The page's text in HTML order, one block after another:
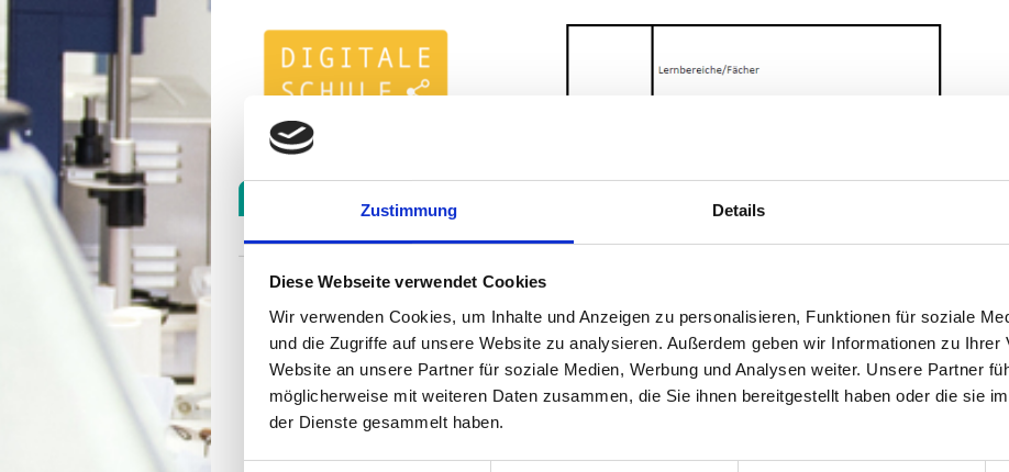
Zustimmung Details
Diese Webseite verwendet Cookies
Wir verwenden Cookies, um Inhalte und Anzeigen zu personalisieren, Funktionen für soziale
und die Zugriffe auf unsere Website zu analysieren. Außerdem geben wir Informationen zu Ihrer
Website an unsere Partner für soziale Medien, Werbung und Analysen weiter. Unsere Partner
möglicherweise mit weiteren Daten zusammen, die Sie ihnen bereitgestellt haben oder die sie
der Dienste gesammelt haben.
Aufnahmevoraussetzung und -verfahren
Die Aufnahme ist abhängig von der Zahl der zur Verfügung stehenden Plätze.